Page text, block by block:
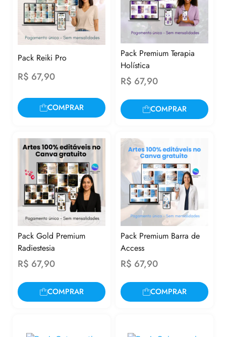
Pack Reiki Pro
R$ 67,90
COMPRAR
Pack Premium Terapia
Holística
R$ 67,90
COMPRAR
Pack Gold Premium
Radiestesia
R$ 67,90
COMPRAR
Pack Premium Barra de
Access
R$ 67,90
COMPRAR